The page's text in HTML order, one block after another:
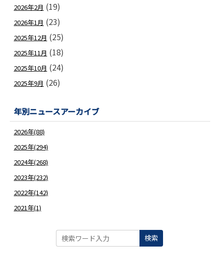
2026年2月 (19)
2026年1月 (23)
2025年12月 (25)
2025年11月 (18)
2025年10月 (24)
2025年9月 (26)
年別ニュースアーカイブ
2026年(88)
2025年(294)
2024年(268)
2023年(232)
2022年(142)
2021年(1)
検索